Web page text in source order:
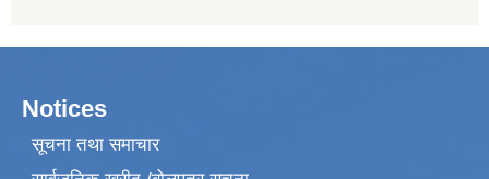
Notices
सूचना तथा समाचार